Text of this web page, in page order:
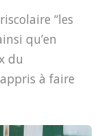
“les
qu’en
du
à faire